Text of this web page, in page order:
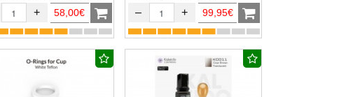
+ 58,00€ – + 99,95€